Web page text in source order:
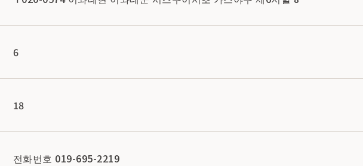
6
18
전화번호 019-695-2219